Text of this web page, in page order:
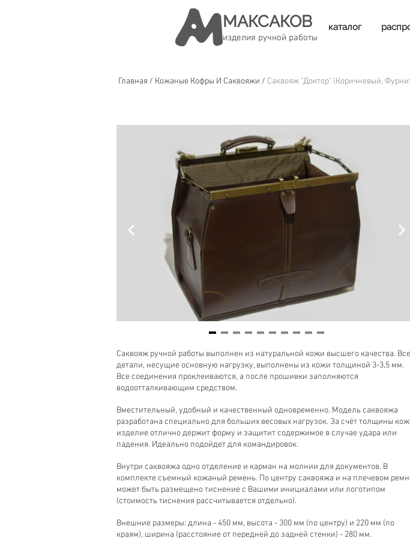
МАКСАКОВ
изделия ручной работы
каталог
Главная / Кожаные Кофры И Саквояжи / Саквояж "Доктор" (коричневый,
1
of
10
Саквояж ручной работы выполнен из натуральной кожи высшего качества. Все
детали, несущие основную нагрузку, выполнены из кожи толщиной 3-3,5 мм.
Все соединения проклеиваются, а после прошивки заполняются
водоотталкивающим средством.
Вместительный, удобный и качественный одновременно. Модель саквояжа
разработана специально для больших весовых нагрузок. За счёт толщины
изделие отлично держит форму и защитит содержимое в случае удара или
падения. Идеально подойдет для командировок.
Внутри саквояжа одно отделение и карман на молнии для документов. В
комплекте съемный кожаный ремень. По центру саквояжа и на плечевом
может быть размещено тиснение с Вашими инициалами или логотипом
(стоимость тиснения рассчитывается отдельно).
Внешние размеры: длина - 450 мм, высота - 300 мм (по центру) и 220 мм (по
краям), ширина (расстояние от передней до задней стенки) - 280 мм.